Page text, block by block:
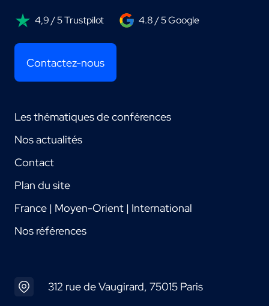
4,9 / 5 Trustpilot 4.8 / 5 Google
Contactez-nous
Les thématiques de conférences
Nos actualités
Contact
Plan du site
France | Moyen-Orient | International
Nos références
312 rue de Vaugirard, 75015 Paris